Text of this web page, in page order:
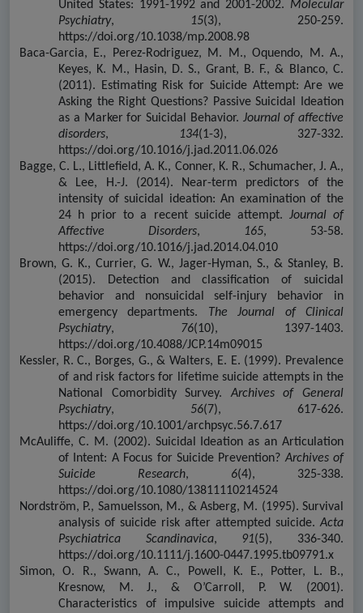
United States: 1991-1992 and 2001-2002. Molecular
Psychiatry, 15(3), 250-259.
https://doi.org/10.1038/mp.2008.98
Baca-Garcia, E., Perez-Rodriguez, M. M., Oquendo, M. A.,
Keyes, K. M., Hasin, D. S., Grant, B. F., & Blanco, C.
(2011).
Estimating Risk for Suicide Attempt: Are we
Asking the Right Questions? Passive Suicidal Ideation
as a Marker for Suicidal Behavior. Journal of affective
disorders, 134(1-3), 327-332.
https://doi.org/10.1016/j.jad.2011.06.026
Bagge, C. L., Littlefield, A. K., Conner, K. R., Schumacher, J. A.,
& Lee, H.-J. (2014). Near-term predictors of the
intensity of suicidal ideation: An examination of the
24 h prior to a recent suicide attempt. Journal of
Affective Disorders, 165, 53-58.
https://doi.org/10.1016/j.jad.2014.04.010
Brown, G. K., Currier, G. W., Jager-Hyman, S., & Stanley, B.
(2015). Detection and classification of suicidal
behavior and nonsuicidal self-injury behavior in
emergency departments.
The Journal of Clinical
Psychiatry, 76(10), 1397-1403.
https://doi.org/10.4088/JCP.14m09015
Kessler, R. C., Borges, G., & Walters, E. E. (1999). Prevalence
of and risk factors for lifetime suicide attempts in the
National Comorbidity Survey.Archives of General
Psychiatry, 56(7), 617-626.
https://doi.org/10.1001/archpsyc.56.7.617
McAuliffe, C. M. (2002). Suicidal Ideation as an Articulation
of Intent: A Focus for Suicide Prevention?Archives of
Suicide Research, 6(4), 325-338.
https://doi.org/10.1080/13811110214524
Nordström, P., Samuelsson, M., & Asberg, M. (1995). Survival
analysis of suicide risk after attempted suicide.Acta
Psychiatrica Scandinavica, 91(5), 336-340.
https://doi.org/10.1111/j.1600-0447.1995.tb09791.x
Simon, O. R., Swann, A. C., Powell, K. E., Potter, L. B.,
Kresnow, M. J., & O’Carroll, P. W. (2001).
Characteristics of impulsive suicide attempts and